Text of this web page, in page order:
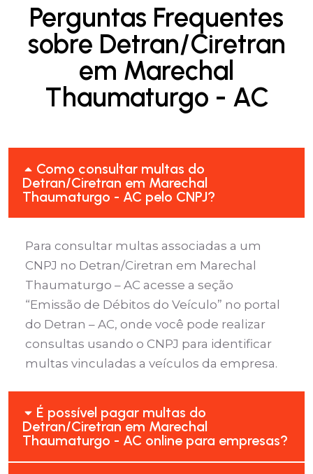
Perguntas Frequentes
sobre Detran/Ciretran
em Marechal
Thaumaturgo - AC
Como consultar multas do
Detran/Ciretran em Marechal
Thaumaturgo - AC pelo CNPJ?
Para consultar multas associadas a um
CNPJ no Detran/Ciretran em Marechal
Thaumaturgo – AC acesse a seção
“Emissão de Débitos do Veículo” no portal
do Detran – AC, onde você pode realizar
consultas usando o CNPJ para identificar
multas vinculadas a veículos da empresa.
É possível pagar multas do
Detran/Ciretran em Marechal
Thaumaturgo - AC online para empresas?